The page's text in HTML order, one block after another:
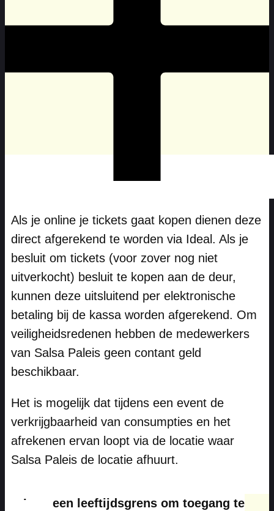
Als je online je tickets gaat kopen dienen deze
direct afgerekend te worden via Ideal. Als je
besluit om tickets (voor zover nog niet
uitverkocht) besluit te kopen aan de deur,
kunnen deze uitsluitend per elektronische
betaling bij de kassa worden afgerekend. Om
veiligheidsredenen hebben de medewerkers
van Salsa Paleis geen contant geld
beschikbaar.
Het is mogelijk dat tijdens een event de
verkrijgbaarheid van consumpties en het
afrekenen ervan loopt via de locatie waar
Salsa Paleis de locatie afhuurt.
Is er een leeftijdsgrens om toegang te